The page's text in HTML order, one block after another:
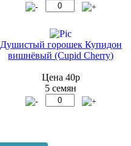
Душистый горошек Купидон
вишнёвый (Cupid Cherry)
Цена 40р
5 семян